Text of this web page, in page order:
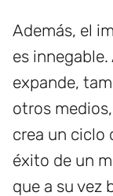
Además, el
es
expande,
otros
crea un ciclo
éxito de un
que a su vez